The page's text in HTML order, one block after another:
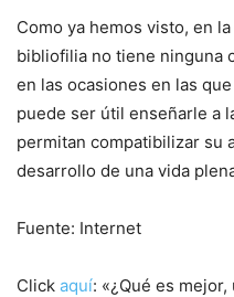
Como ya hemos visto, en
bibliofilia no tiene ninguna
en las ocasiones en las
puede ser útil enseñarle a
permitan compatibilizar su
desarrollo de una vida
Fuente: Internet
Click aquí: «¿Qué es